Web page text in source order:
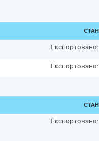
СТАН
Експортовано:
Експортовано:
СТАН
Експортовано: